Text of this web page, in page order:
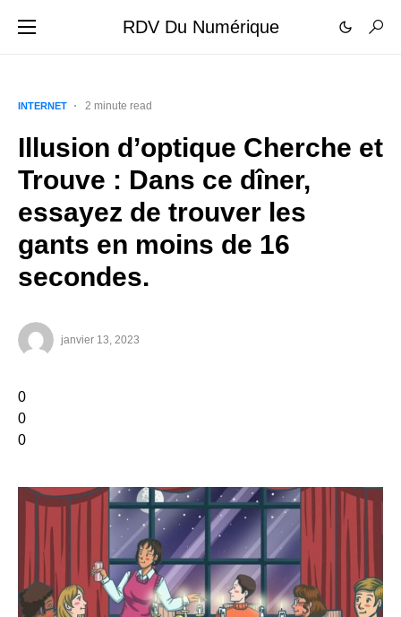
RDV Du Numérique
INTERNET 2 minute read
Illusion d’optique Cherche et
Trouve : Dans ce dîner,
essayez de trouver les
gants en moins de 16
secondes.
janvier 13, 2023
0
0
0